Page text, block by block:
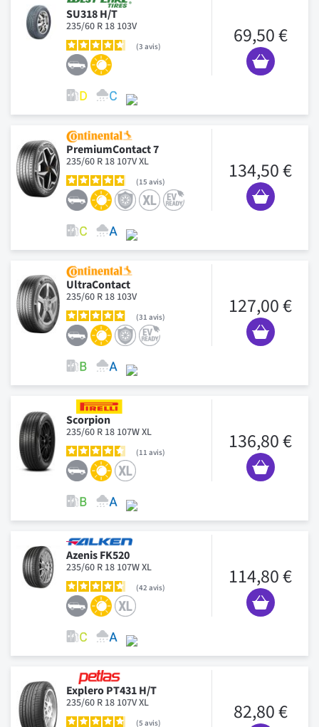
SU318 H/T
235/60 R 18 103V
3 avis 69,50 €
PremiumContact 7
235/60 R 18 107V XL
15 avis 134,50 €
UltraContact
235/60 R 18 103V
31 avis 127,00 €
Scorpion
235/60 R 18 107W XL
11 avis 136,80 €
Azenis FK520
235/60 R 18 107W XL
42 avis 114,80 €
Explero PT431 H/T
235/60 R 18 107V XL
5 avis 82,80 €